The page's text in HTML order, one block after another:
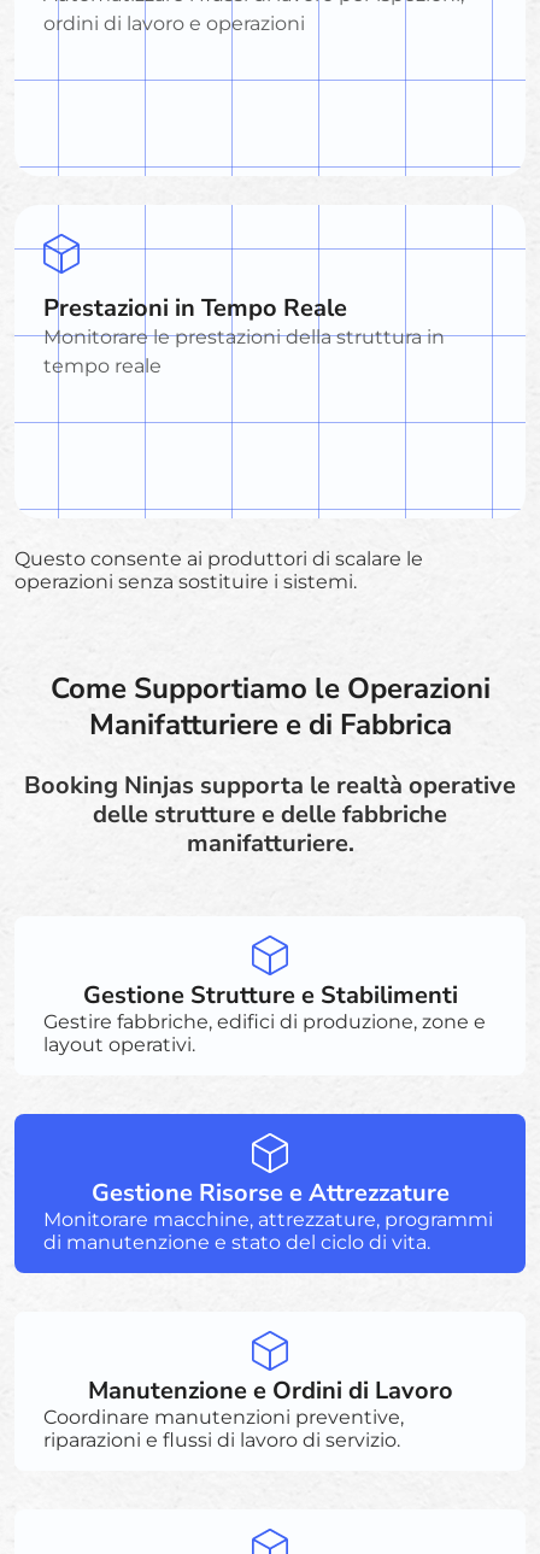
ordini di lavoro e operazioni
Prestazioni in Tempo Reale
Monitorare le prestazioni della struttura in
tempo reale
Questo consente ai produttori di scalare le
operazioni senza sostituire i sistemi.
Come Supportiamo le Operazioni
Manifatturiere e di Fabbrica
Booking Ninjas supporta le realtà operative
delle strutture e delle fabbriche
manifatturiere.
Gestione Strutture e Stabilimenti
Gestire fabbriche, edifici di produzione, zone e
layout operativi.
Gestione Risorse e Attrezzature
Monitorare macchine, attrezzature, programmi
di manutenzione e stato del ciclo di vita.
Manutenzione e Ordini di Lavoro
Coordinare manutenzioni preventive,
riparazioni e flussi di lavoro di servizio.